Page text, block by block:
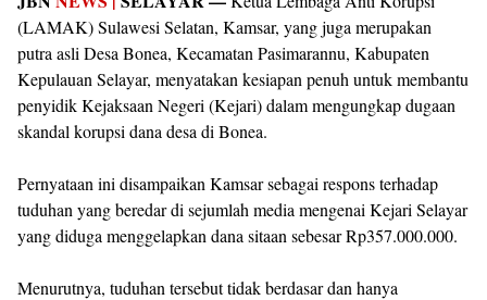
(LAMAK) Sulawesi Selatan, Kamsar, yang juga merupakan
putra asli Desa Bonea, Kecamatan Pasimarannu, Kabupaten
Kepulauan Selayar, menyatakan kesiapan penuh untuk membantu
penyidik Kejaksaan Negeri (Kejari) dalam mengungkap dugaan
skandal korupsi dana desa di Bonea.
Pernyataan ini disampaikan Kamsar sebagai respons terhadap
tuduhan yang beredar di sejumlah media mengenai Kejari Selayar
yang diduga menggelapkan dana sitaan sebesar Rp357.000.000.
Menurutnya, tuduhan tersebut tidak berdasar dan hanya